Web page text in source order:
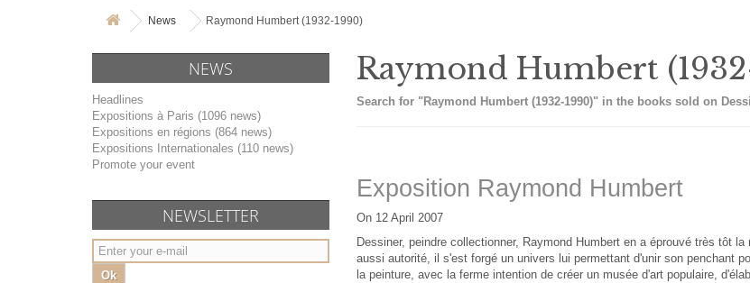
News Raymond Humbert (1932-1990)
NEWS
Headlines
Expositions à Paris (1096 news)
Expositions en régions (864 news)
Expositions Internationales (110 news)
Promote your event
NEWSLETTER
Ok
Raymond Humbert
Search for "Raymond Humbert (1932-1990)" in the books sold on
Exposition Raymond Humbert
On 12 April 2007
Dessiner, peindre collectionner, Raymond Humbert en a éprouvé très tôt
aussi autorité, il s'est forgé un univers lui permettant d'unir son penchant
la peinture, avec la ferme intention de créer un musée d'art populaire,